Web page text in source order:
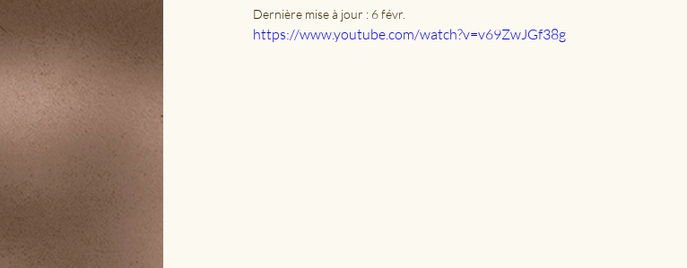
Dernière mise à jour : 6 févr.
https://www.youtube.com/watch?v=v69ZwJGf38g